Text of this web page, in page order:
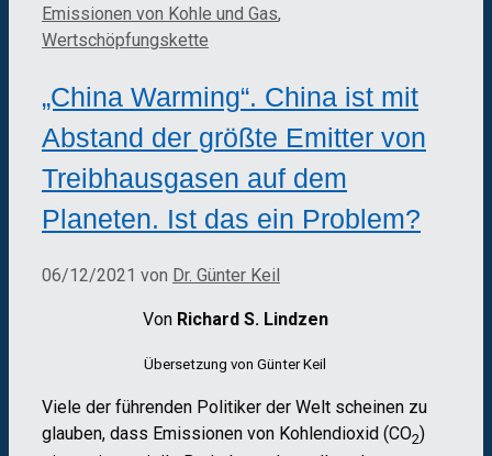
Emissionen von Kohle und Gas,
Wertschöpfungskette
„China Warming“. China ist mit
Abstand der größte Emitter von
Treibhausgasen auf dem
Planeten. Ist das ein Problem?
06/12/2021 von Dr. Günter Keil
Von Richard S. Lindzen
Übersetzung von Günter Keil
Viele der führenden Politiker der Welt scheinen zu
glauben, dass Emissionen von Kohlendioxid (CO2)